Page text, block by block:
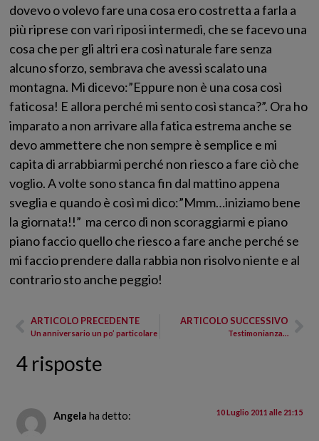
dovevo o volevo fare una cosa ero costretta a farla a
più riprese con vari riposi intermedi, che se facevo una
cosa che per gli altri era così naturale fare senza
alcuno sforzo, sembrava che avessi scalato una
montagna. Mi dicevo:”Eppure non è una cosa così
faticosa! E allora perché mi sento così stanca?”. Ora ho
imparato a non arrivare alla fatica estrema anche se
devo ammettere che non sempre è semplice e mi
capita di arrabbiarmi perché non riesco a fare ciò che
voglio. A volte sono stanca fin dal mattino appena
sveglia e quando è così mi dico:”Mmm…iniziamo bene
la giornata!!” ma cerco di non scoraggiarmi e piano
piano faccio quello che riesco a fare anche perché se
mi faccio prendere dalla rabbia non risolvo niente e al
contrario sto anche peggio!
ARTICOLO PRECEDENTE
Un anniversario un po’ particolare
ARTICOLO SUCCESSIVO
Testimonianza…
4 risposte
Angela ha detto: 10 Luglio 2011 alle 21:15